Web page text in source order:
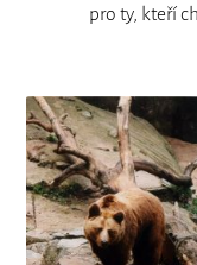
pro ty, kteří